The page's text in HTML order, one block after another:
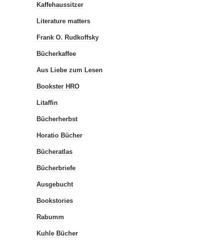
Kaffehaussitzer
Literature matters
Frank O. Rudkoffsky
Bücherkaffee
Aus Liebe zum Lesen
Bookster HRO
Litaffin
Bücherherbst
Horatio Bücher
Bücheratlas
Bücherbriefe
Ausgebucht
Bookstories
Rabumm
Kuhle Bücher